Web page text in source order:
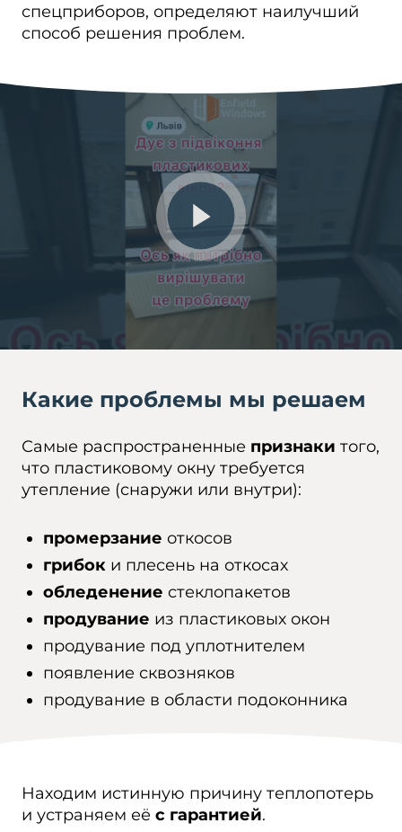
спецприборов, определяют наилучший
способ решения проблем.
Какие проблемы мы решаем
Самые распространенные признаки того,
что пластиковому окну требуется
утепление (снаружи или внутри):
промерзание откосов
грибок и плесень на откосах
обледенение стеклопакетов
продувание из пластиковых окон
продувание под уплотнителем
появление сквозняков
продувание в области подоконника
Находим истинную причину теплопотерь
и устраняем её с гарантией.